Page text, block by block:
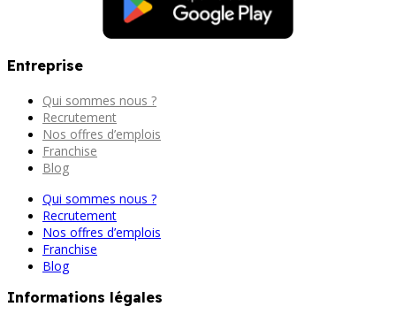
Entreprise
Qui sommes nous ?
Recrutement
Nos offres d’emplois
Franchise
Blog
Qui sommes nous ?
Recrutement
Nos offres d’emplois
Franchise
Blog
Informations légales